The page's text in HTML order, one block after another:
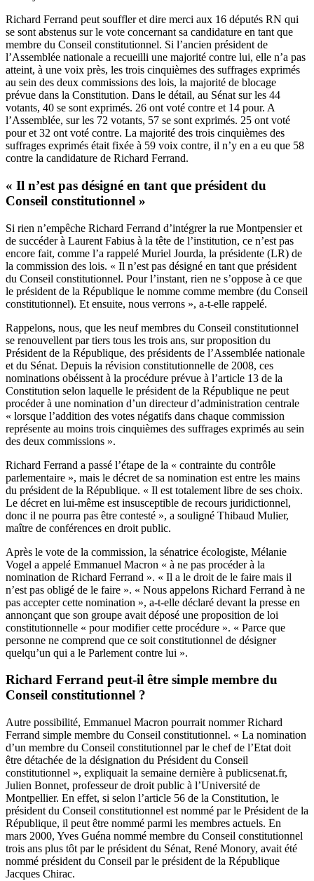
Richard Ferrand peut souffler et dire merci aux 16 députés RN qui
se sont abstenus sur le vote concernant sa candidature en tant que
membre du Conseil constitutionnel. Si l’ancien président de
l’Assemblée nationale a recueilli une majorité contre lui, elle n’a pas
atteint, à une voix près, les trois cinquièmes des suffrages exprimés
au sein des deux commissions des lois, la majorité de blocage
prévue dans la Constitution. Dans le détail, au Sénat sur les 44
votants, 40 se sont exprimés. 26 ont voté contre et 14 pour. A
l’Assemblée, sur les 72 votants, 57 se sont exprimés. 25 ont voté
pour et 32 ont voté contre. La majorité des trois cinquièmes des
suffrages exprimés était fixée à 59 voix contre, il n’y en a eu que 58
contre la candidature de Richard Ferrand.
« Il n’est pas désigné en tant que président du
Conseil constitutionnel »
Si rien n’empêche Richard Ferrand d’intégrer la rue Montpensier et
de succéder à Laurent Fabius à la tête de l’institution, ce n’est pas
encore fait, comme l’a rappelé Muriel Jourda, la présidente (LR) de
la commission des lois. « Il n’est pas désigné en tant que président
du Conseil constitutionnel. Pour l’instant, rien ne s’oppose à ce que
le président de la République le nomme comme membre (du Conseil
constitutionnel). Et ensuite, nous verrons », a-t-elle rappelé.
Rappelons, nous, que les neuf membres du Conseil constitutionnel
se renouvellent par tiers tous les trois ans, sur proposition du
Président de la République, des présidents de l’Assemblée nationale
et du Sénat. Depuis la révision constitutionnelle de 2008, ces
nominations obéissent à la procédure prévue à l’article 13 de la
Constitution selon laquelle le président de la République ne peut
procéder à une nomination d’un directeur d’administration centrale
« lorsque l’addition des votes négatifs dans chaque commission
représente au moins trois cinquièmes des suffrages exprimés au sein
des deux commissions ».
Richard Ferrand a passé l’étape de la « contrainte du contrôle
parlementaire », mais le décret de sa nomination est entre les mains
du président de la République. « Il est totalement libre de ses choix.
Le décret en lui-même est insusceptible de recours juridictionnel,
donc il ne pourra pas être contesté », a souligné Thibaud Mulier,
maître de conférences en droit public.
Après le vote de la commission, la sénatrice écologiste, Mélanie
Vogel a appelé Emmanuel Macron « à ne pas procéder à la
nomination de Richard Ferrand ». « Il a le droit de le faire mais il
n’est pas obligé de le faire ». « Nous appelons Richard Ferrand à ne
pas accepter cette nomination », a-t-elle déclaré devant la presse en
annonçant que son groupe avait déposé une proposition de loi
constitutionnelle « pour modifier cette procédure ». « Parce que
personne ne comprend que ce soit constitutionnel de désigner
quelqu’un qui a le Parlement contre lui ».
Richard Ferrand peut-il être simple membre du
Conseil constitutionnel ?
Autre possibilité, Emmanuel Macron pourrait nommer Richard
Ferrand simple membre du Conseil constitutionnel. « La nomination
d’un membre du Conseil constitutionnel par le chef de l’Etat doit
être détachée de la désignation du Président du Conseil
constitutionnel », expliquait la semaine dernière à publicsenat.fr,
Julien Bonnet, professeur de droit public à l’Université de
Montpellier. En effet, si selon l’article 56 de la Constitution, le
président du Conseil constitutionnel est nommé par le Président de la
République, il peut être nommé parmi les membres actuels. En
mars 2000, Yves Guéna nommé membre du Conseil constitutionnel
trois ans plus tôt par le président du Sénat, René Monory, avait été
nommé président du Conseil par le président de la République
Jacques Chirac.